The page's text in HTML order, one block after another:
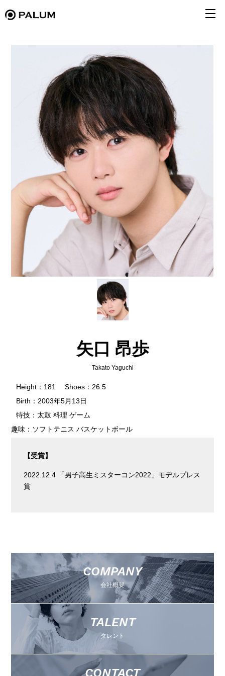
矢口 昂歩
Takato Yaguchi
Height：181 Shoes：26.5
Birth：2003年5月13日
特技：太鼓 料理 ゲーム
趣味：ソフトテニス バスケットボール
【受賞】
2022.12.4 「男子高生ミスターコン2022」モデルプレス
賞
COMPANY
会社概要
TALENT
タレント
CONTACT